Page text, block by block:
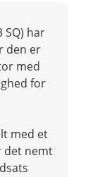
SQ) har
den er
med
for
med et
det nemt